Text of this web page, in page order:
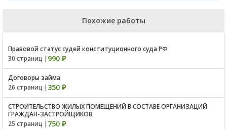
Похожие работы
Правовой статус судей конституционного суда РФ
30 страниц | 990 ₽
Договоры займа
26 страниц | 350 ₽
СТРОИТЕЛЬСТВО ЖИЛЫХ ПОМЕЩЕНИЙ В СОСТАВЕ ОРГАНИЗАЦИЙ
ГРАЖДАН-ЗАСТРОЙЩИКОВ
25 страниц | 750 ₽